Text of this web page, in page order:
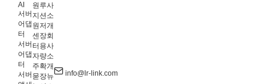
AI
서버
어댑
터
서버
어댑
터
서버
원
지
원
센
터
자
주
묻
루
션
저
장
용
량
확
장
사
소
개
회
사
소
개
뉴
info@lr-link.com